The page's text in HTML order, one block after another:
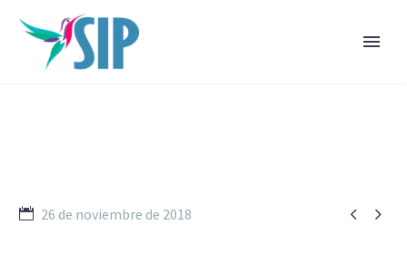
 
26 de noviembre de 2018